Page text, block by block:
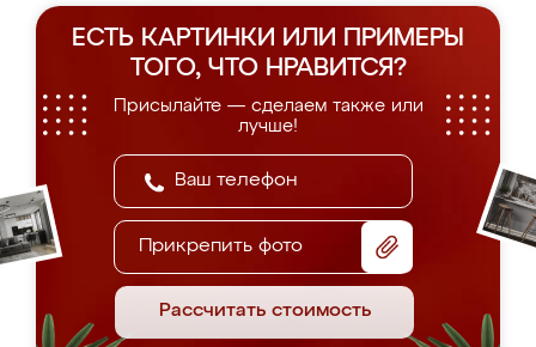
ЕСТЬ КАРТИНКИ ИЛИ ПРИМЕРЫ
ТОГО, ЧТО НРАВИТСЯ?
Присылайте — сделаем также или
лучше!
Прикрепить фото
Рассчитать стоимость